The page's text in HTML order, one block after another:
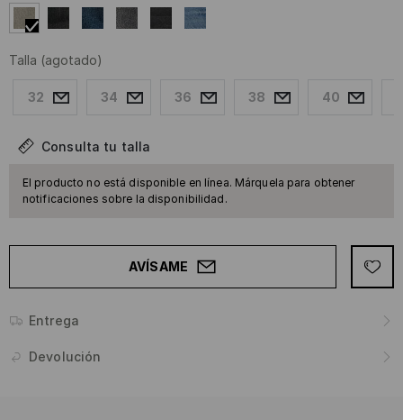
Talla (agotado)
32 34 36 38 40
Consulta tu talla
El producto no está disponible en línea. Márquela para obtener
notificaciones sobre la disponibilidad.
AVÍSAME
Entrega
Devolución